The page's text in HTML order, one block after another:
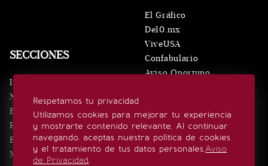
Respetamos tu privacidad
Utilizamos cookies para mejorar tu experiencia
y mostrarte contenido relevante. Al continuar
navegando, aceptas nuestra política de cookies
y el tratamiento de tus datos personales.Aviso
de Privacidad.
SECCIONES
Inicio
Noticias
Eventos
Realeza
Estilo de vida
Minuto x Minuto
El Gráfico
De10.mx
ViveUSA
Confabulario
Aviso Oportuno
SÍGUENOS